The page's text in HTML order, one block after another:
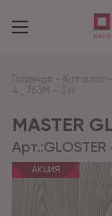
Главная - Каталог -
4_763M - 3 м
MASTER
Арт.:
АКЦИЯ